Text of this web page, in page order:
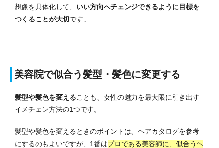
想像を具体化して、 いい方向へチェンジできるように目標を
つくることが大切です。
美容院で似合う髪型・髪色に変更する
髪型や髪色を変えることも、女性の魅力を最大限に引き出す
イメチェン方法の1つです。
髪型や髪色を変えるときのポイントは、ヘアカタログを参考
にするのもよいですが、1番はプロである美容師に、似合うヘ